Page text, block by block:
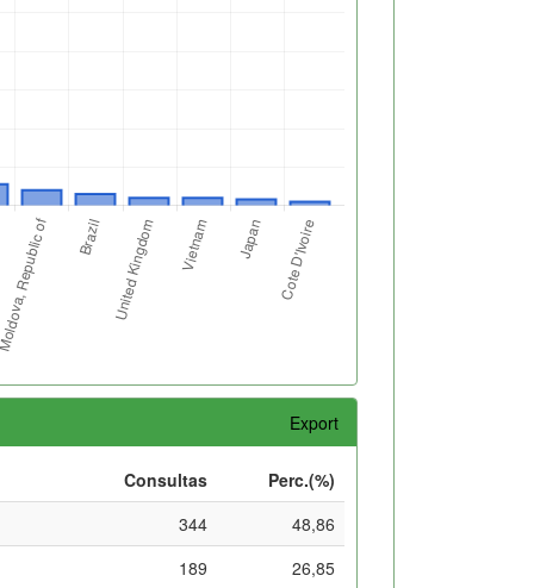
Export
Consultas
Perc.(%)
344
48,86
189
26,85